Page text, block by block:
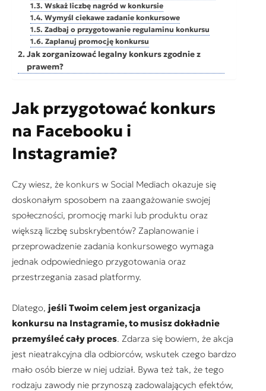
Wskaż liczbę nagród w konkursie
Wymyśl ciekawe zadanie konkursowe
Zadbaj o przygotowanie regulaminu konkursu
Zaplanuj promocję konkursu
Jak zorganizować legalny konkurs zgodnie z
prawem?
Jak przygotować konkurs
na Facebooku i
Instagramie?
Czy wiesz, że konkurs w Social Mediach okazuje się
doskonałym sposobem na zaangażowanie swojej
społeczności, promocję marki lub produktu oraz
większą liczbę subskrybentów? Zaplanowanie i
przeprowadzenie zadania konkursowego wymaga
jednak odpowiedniego przygotowania oraz
przestrzegania zasad platformy.
Dlatego, jeśli Twoim celem jest organizacja
konkursu na Instagramie, to musisz dokładnie
przemyśleć cały proces. Zdarza się bowiem, że akcja
jest nieatrakcyjna dla odbiorców, wskutek czego bardzo
mało osób bierze w niej udział. Bywa też tak, że tego
rodzaju zawody nie przynoszą zadowalających efektów,